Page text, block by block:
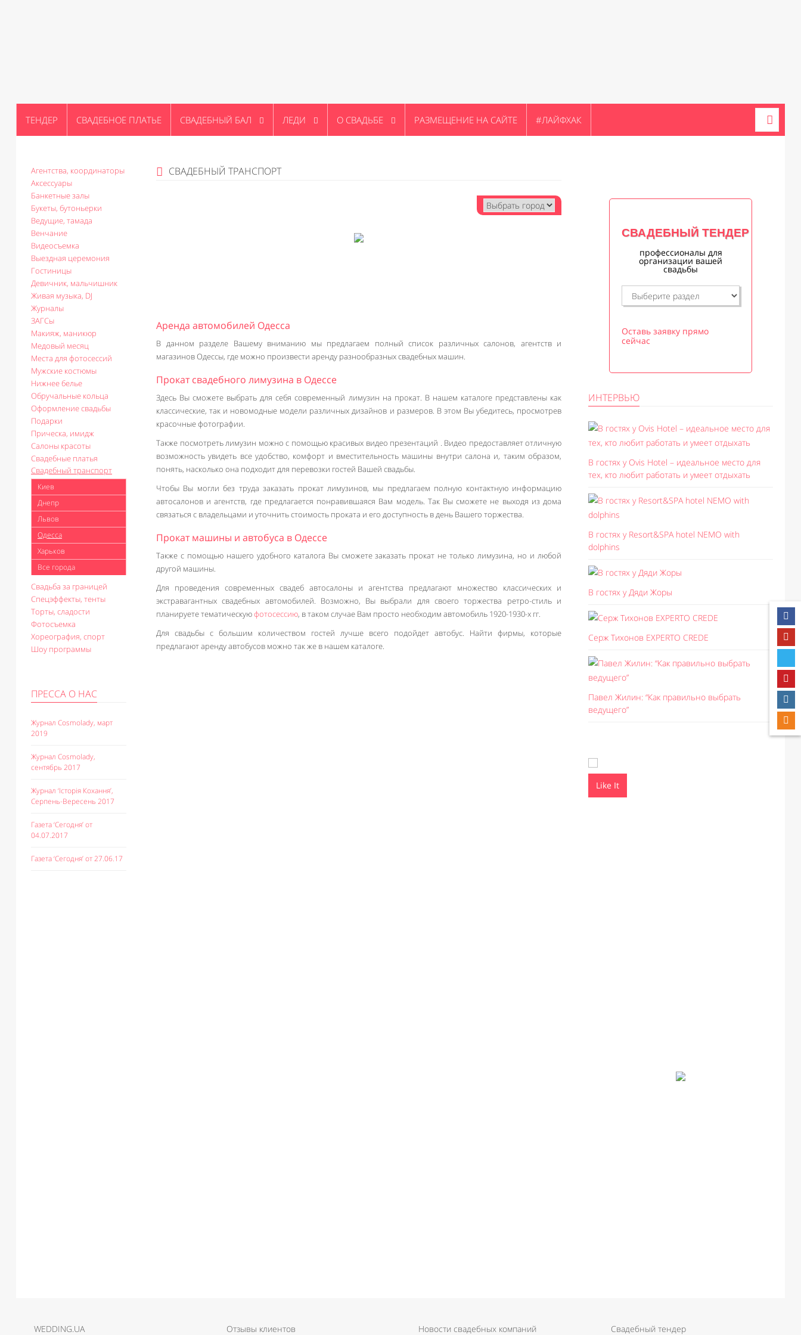
ТЕНДЕР СВАДЕБНОЕ ПЛАТЬЕ СВАДЕБНЫЙ БАЛ ЛЕДИ О СВАДЬБЕ РАЗМЕЩЕНИЕ НА САЙТЕ #ЛАЙФХАК
Агентства, координаторы
Аксессуары
Банкетные залы
Букеты, бутоньерки
Ведущие, тамада
Венчание
Видеосъемка
Выездная церемония
Гостиницы
Девичник, мальчишник
Живая музыка, DJ
Журналы
ЗАГСы
Макияж, маникюр
Медовый месяц
Места для фотосессий
Мужские костюмы
Нижнее белье
Обручальные кольца
Оформление свадьбы
Подарки
Прическа, имидж
Салоны красоты
Свадебные платья
Свадебный транспорт
Киев
Днепр
Львов
Одесса
Харьков
Все города
Свадьба за границей
Спецэффекты, тенты
Торты, сладости
Фотосъемка
Хореография, спорт
Шоу программы
ПРЕССА О НАС
Журнал Cosmolady, март
2019
Журнал Cosmolady,
сентябрь 2017
Журнал ‘Історія Кохання’,
Серпень-Вересень 2017
Газета ‘Сегодня’ от
04.07.2017
Газета ‘Сегодня’ от 27.06.17
СВАДЕБНЫЙ ТРАНСПОРТ
Аренда автомобилей Одесса
В данном разделе Вашему вниманию мы предлагаем полный список различных салонов, агентств и
магазинов Одессы, где можно произвести аренду разнообразных свадебных машин.
Прокат свадебного лимузина в Одессе
Здесь Вы сможете выбрать для себя современный лимузин на прокат. В нашем каталоге представлены как
классические, так и новомодные модели различных дизайнов и размеров. В этом Вы убедитесь, просмотрев
красочные фотографии.
Также посмотреть лимузин можно с помощью красивых видео презентаций . Видео предоставляет отличную
возможность увидеть все удобство, комфорт и вместительность машины внутри салона и, таким образом,
понять, насколько она подходит для перевозки гостей Вашей свадьбы.
Чтобы Вы могли без труда заказать прокат лимузинов, мы предлагаем полную контактную информацию
автосалонов и агентств, где предлагается понравившаяся Вам модель. Так Вы сможете не выходя из дома
связаться с владельцами и уточнить стоимость проката и его доступность в день Вашего торжества.
Прокат машины и автобуса в Одессе
Также с помощью нашего удобного каталога Вы сможете заказать прокат не только лимузина, но и любой
другой машины.
Для проведения современных свадеб автосалоны и агентства предлагают множество классических и
экстравагантных свадебных автомобилей. Возможно, Вы выбрали для своего торжества ретро-стиль и
планируете тематическуюфотосессию, в таком случае Вам просто необходим автомобиль 1920-1930-х гг.
Для свадьбы с большим количеством гостей лучше всего подойдет автобус. Найти фирмы, которые
предлагают аренду автобусов можно так же в нашем каталоге.
СВАДЕБНЫЙ ТЕНДЕР
профессионалы для
организации вашей
свадьбы
Оставь заявку прямо
сейчас
ИНТЕРВЬЮ
В гостях у Ovis Hotel – идеальное место для
тех, кто любит работать и умеет отдыхать
В гостях у Resort&SPA hotel NEMO with
dolphins
В гостях у Дяди Жоры
Серж Тихонов EXPERTO CREDE
Павел Жилин: “Как правильно выбрать
ведущего”
Like It
WEDDING.UA Отзывы клиентов Новости свадебных компаний Свадебный тендер